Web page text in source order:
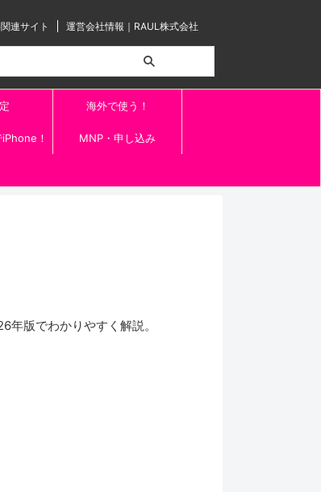
連サイト 運営会社情報｜RAUL株式会社
海外で使う！
！ MNP・申し込み
版でわかりやすく解説。